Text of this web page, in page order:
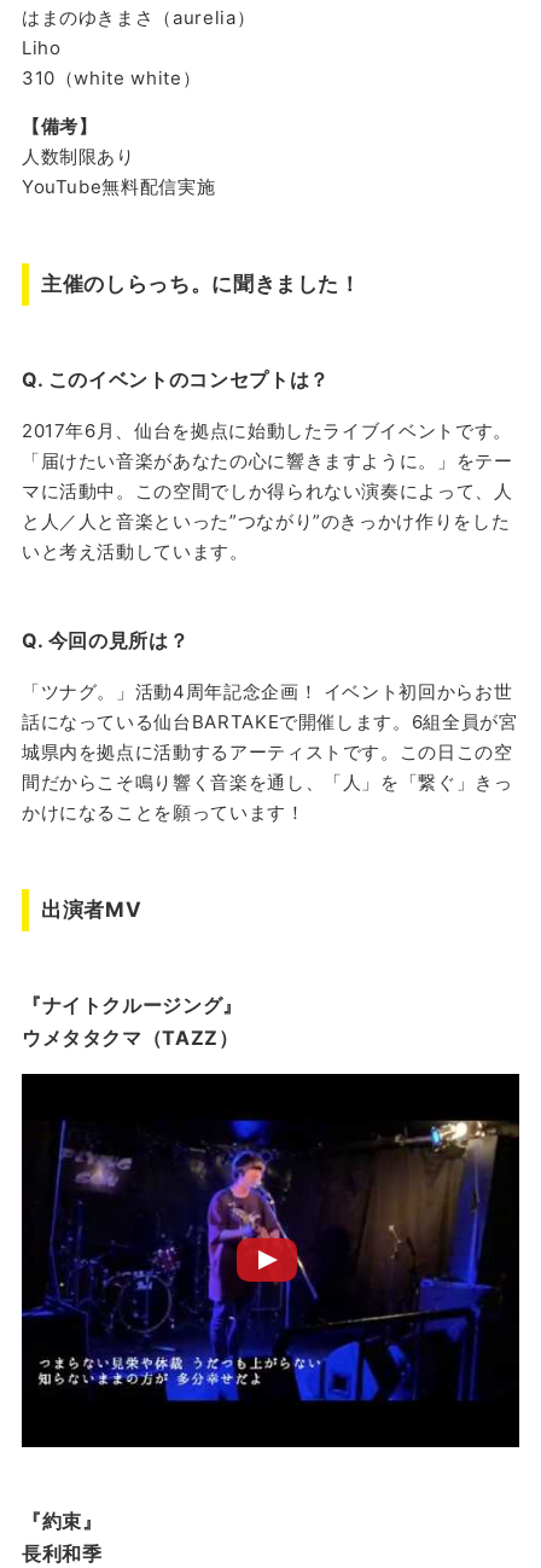
はまのゆきまさ（aurelia）
Liho
310（white white）
【備考】
人数制限あり
YouTube無料配信実施
主催のしらっち。に聞きました！
Q. このイベントのコンセプトは？
2017年6月、仙台を拠点に始動したライブイベントです。
「届けたい音楽があなたの心に響きますように。」をテー
マに活動中。この空間でしか得られない演奏によって、人
と人／人と音楽といった”つながり”のきっかけ作りをした
いと考え活動しています。
Q. 今回の見所は？
「ツナグ。」活動4周年記念企画！ イベント初回からお世
話になっている仙台BARTAKEで開催します。6組全員が宮
城県内を拠点に活動するアーティストです。この日この空
間だからこそ鳴り響く音楽を通し、「人」を「繋ぐ」きっ
かけになることを願っています！
出演者MV
『ナイトクルージング』
ウメタタクマ（TAZZ）
『約束』
長利和季